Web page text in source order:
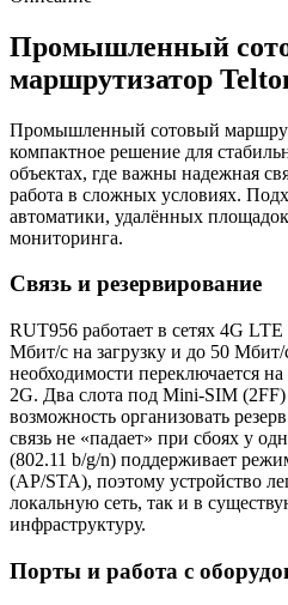
Промышленный
маршрутизатор
Промышленный сотовый
компактное решение для
объектах, где важны надежная
работа в сложных условиях.
автоматики, удалённых
мониторинга.
Связь и резервирование
RUT956 работает в сетях 4G
Мбит/с на загрузку и до 50 Мбит/
необходимости переключается
2G. Два слота под Mini-SIM
возможность организовать
связь не «падает» при сбоях у
(802.11 b/g/n) поддерживает
(AP/STA), поэтому устройство
локальную сеть, так и в
инфраструктуру.
Порты и работа с